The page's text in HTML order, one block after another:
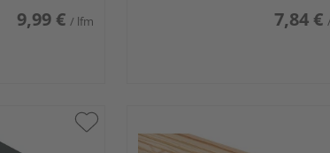
9,99 € / lfm 7,84 €